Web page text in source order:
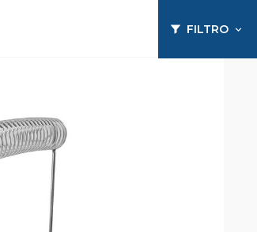
FILTRO expand_more